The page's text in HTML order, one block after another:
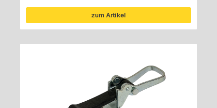
zum Artikel